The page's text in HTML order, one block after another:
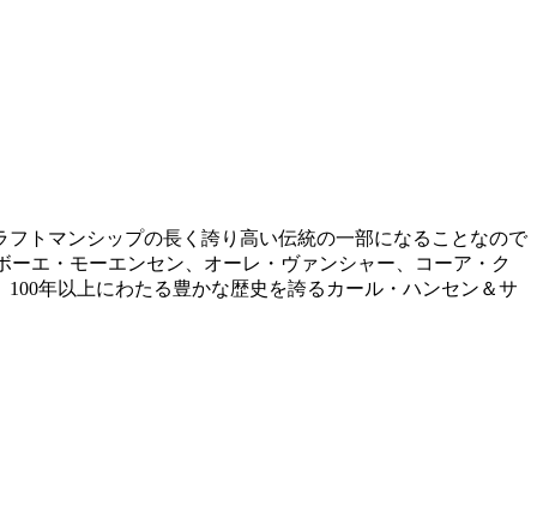
トマンシップの長く誇り高い伝統の一部になることなので
エ・モーエンセン、オーレ・ヴァンシャー、コーア・ク
年以上にわたる豊かな歴史を誇るカール・ハンセン＆サ